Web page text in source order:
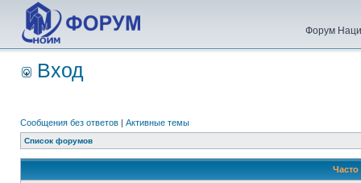
Форум
Вход
Сообщения без ответов | Активные темы
Список форумов